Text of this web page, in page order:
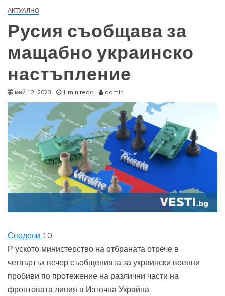
АКТУАЛНО
Русия съобщава за
мащабно украинско
настъпление
май 12, 2023 1 min read admin
Сподели 10
Р уското министерство на отбраната отрече в
четвъртък вечер съобщенията за украински военни
пробиви по протежение на различни части на
фронтовата линия в Източна Украйна.